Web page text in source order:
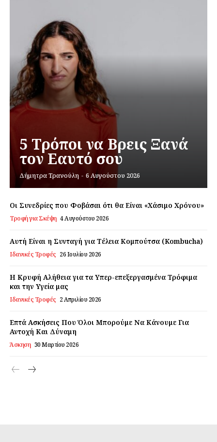
Εγγραφείτε τώρα!
Σχετικά με εμάς
Ο λογαριασμός μου
Επικοινωνία
5 Τρόποι να Βρεις Ξανά
τον Εαυτό σου
Δήμητρα Τρανούλη - 6 Αυγούστου 2026
Οι Συνεδρίες που Φοβάσαι ότι θα Είναι «Χάσιμο Χρόνου»
Τροφή για Σκέψη 4 Αυγούστου 2026
Αυτή Είναι η Συνταγή για Τέλεια Κομπούτσα (Kombucha)
Ιδανικές Τροφές 26 Ιουλίου 2026
Η Κρυφή Αλήθεια για τα Υπερ-επεξεργασμένα Τρόφιμα
και την Υγεία μας
Ιδανικές Τροφές 2 Απριλίου 2026
Επτά Ασκήσεις Που Όλοι Μπορούμε Να Κάνουμε Για
Αντοχή Και Δύναμη
Άσκηση 30 Μαρτίου 2026